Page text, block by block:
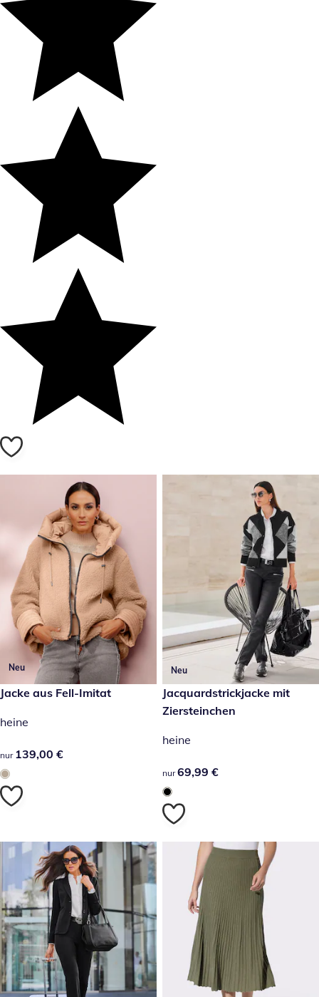
Neu
139,00 €
Jacke aus Fell-Imitat
heine
139,00 €
nur 139,00 €
Neu
69,99 €
Jacquardstrickjacke mit
Ziersteinchen
heine
69,99 €
nur 69,99 €